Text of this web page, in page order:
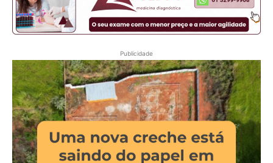
Publicidade